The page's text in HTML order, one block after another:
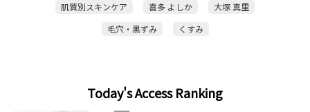
肌質別スキンケア
喜多 よしか
大塚 真里
毛穴・黒ずみ
くすみ
Today's Access Ranking